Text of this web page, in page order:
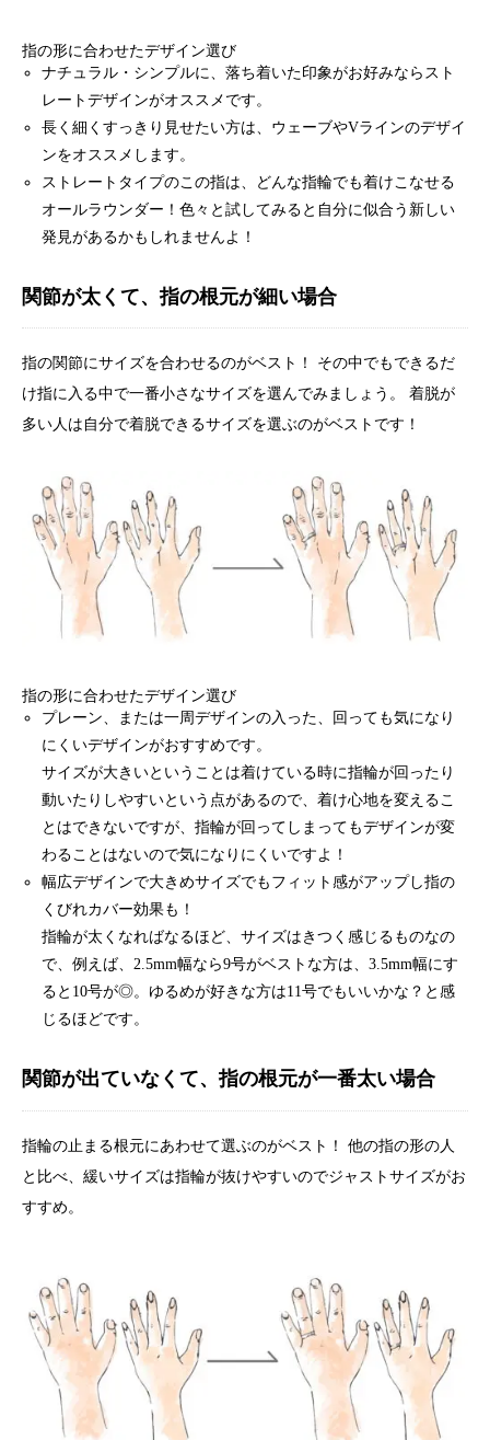
指の形に合わせたデザイン選び
ナチュラル・シンプルに、落ち着いた印象がお好みならスト
レートデザインがオススメです。
長く細くすっきり見せたい方は、ウェーブやVラインのデザイ
ンをオススメします。
ストレートタイプのこの指は、どんな指輪でも着けこなせる
オールラウンダー！色々と試してみると自分に似合う新しい
発見があるかもしれませんよ！
関節が太くて、指の根元が細い場合
指の関節にサイズを合わせるのがベスト！ その中でもできるだ
け指に入る中で一番小さなサイズを選んでみましょう。 着脱が
多い人は自分で着脱できるサイズを選ぶのがベストです！
指の形に合わせたデザイン選び
プレーン、または一周デザインの入った、回っても気になり
にくいデザインがおすすめです。
サイズが大きいということは着けている時に指輪が回ったり
動いたりしやすいという点があるので、着け心地を変えるこ
とはできないですが、指輪が回ってしまってもデザインが変
わることはないので気になりにくいですよ！
幅広デザインで大きめサイズでもフィット感がアップし指の
くびれカバー効果も！
指輪が太くなればなるほど、サイズはきつく感じるものなの
で、例えば、2.5mm幅なら9号がベストな方は、3.5mm幅にす
ると10号が◎。ゆるめが好きな方は11号でもいいかな？と感
じるほどです。
関節が出ていなくて、指の根元が一番太い場合
指輪の止まる根元にあわせて選ぶのがベスト！ 他の指の形の人
と比べ、緩いサイズは指輪が抜けやすいのでジャストサイズがお
すすめ。